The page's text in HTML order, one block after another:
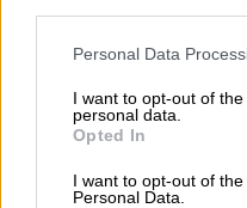
Please note that this
not limited to your visit or
grant or deny consent to
use your data for below
consent section.
Personal Data
I want to opt-out of
personal data.
Opted In
I want to opt-out of
Personal Data.
Από premium steak
αυθεντική ιταλική